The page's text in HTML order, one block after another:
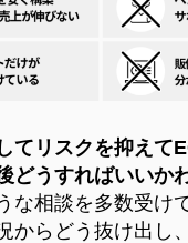
てリスクを抑えて
どうすればいいか
な相談を多数受け
からどう抜け出し